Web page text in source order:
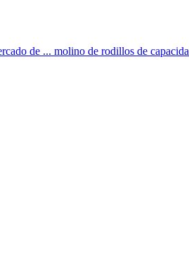
de ... molino de rodillos de